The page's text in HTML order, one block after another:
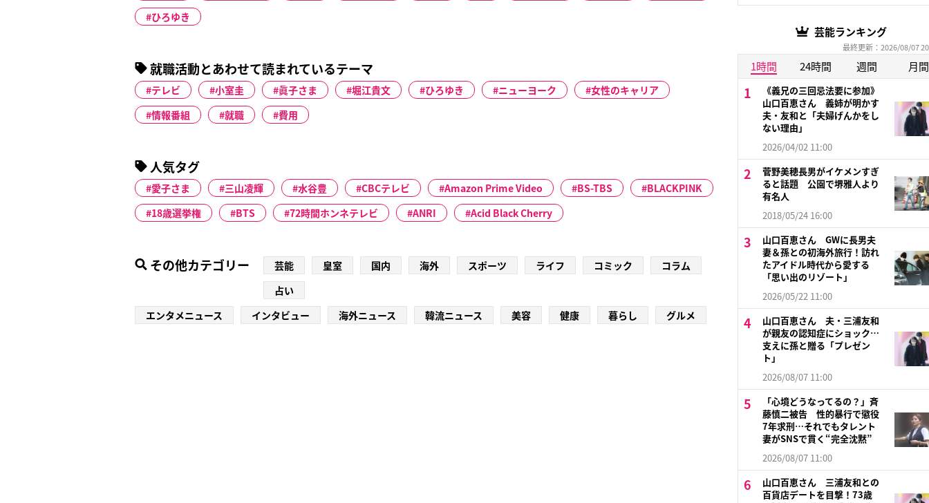
ひろゆき
就職活動とあわせて読まれているテーマ
テレビ 小室圭 眞子さま 堀江貴文 ひろゆき ニューヨーク
女性のキャリア
情報番組
就職 費用
人気タグ
愛子さま 三山凌輝 水谷豊 CBCテレビ Amazon Prime Video BS-TBS
BLACKPINK
18歳選挙権
BTS 72時間ホンネテレビ ANRI Acid Black Cherry
その他カテゴリー 芸能 皇室 国内 海外 スポーツ ライフ コミック
コラム
占い
エンタメニュース
インタビュー 海外ニュース 韓流ニュース 美容 健康 暮らし グルメ
芸能ランキング
最終更新：2026/08/07
1時間 24時間 週間 月間
《義兄の三回忌法要に参加》
山口百恵さん 義姉が明かす
夫・友和と「夫婦げんかをし
ない理由」
2026/04/02 11:00
菅野美穂長男がイケメンすぎ
ると話題 公園で堺雅人より
有名人
2018/05/24 16:00
山口百恵さん GWに長男夫
妻＆孫との初海外旅行！訪れ
たアイドル時代から愛する
「思い出のリゾート」
2026/05/22 11:00
山口百恵さん 夫・三浦友和
が親友の認知症にショック…
支えに孫と贈る「プレゼン
ト」
2026/08/07 11:00
「心境どうなってるの？」斉
藤慎二被告 性的暴行で懲役
7年求刑…それでもタレント
妻がSNSで貫く“完全沈黙”
2026/08/07 11:00
山口百恵さん 三浦友和との
百貨店デートを目撃！73歳